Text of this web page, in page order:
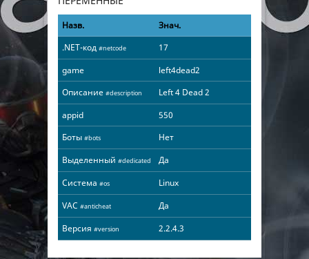
Назв.
Знач.
.NET-код #netcode
17
game
left4dead2
Описание #description
Left 4 Dead 2
appid
550
Боты #bots
Нет
Выделенный #dedicated
Да
Система #os
Linux
VAC #anticheat
Да
Версия #version 2.2.4.3